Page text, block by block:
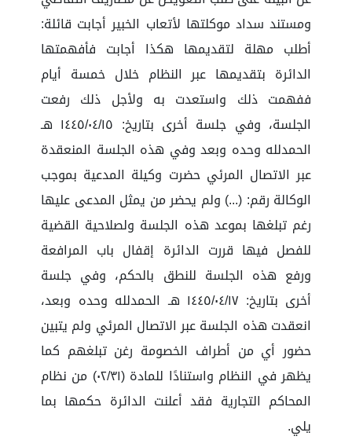
ومستند سداد موكلتها لأتعاب الخبير أجابت قائلة:
أطلب مهلة لتقديمها هكذا أجابت فأفهمتها
الدائرة بتقديمها عبر النظام خلال خمسة أيام
ففهمت ذلك واستعدت به ولأجل ذلك رفعت
الجلسة، وفي جلسة أخرى بتاريخ: ١٤٤٥/٠٤/١٥ هـ
الحمدلله وحده وبعد وفي هذه الجلسة المنعقدة
عبر الاتصال المرئي حضرت وكيلة المدعية بموجب
الوكالة رقم: (...) ولم يحضر من يمثل المدعى عليها
رغم تبلغها بموعد هذه الجلسة ولصلاحية القضية
للفصل فيها قررت الدائرة إقفال باب المرافعة
ورفع هذه الجلسة للنطق بالحكم، وفي جلسة
أخرى بتاريخ: ١٤٤٥/٠٤/١٧ هـ الحمدلله وحده وبعد،
انعقدت هذه الجلسة عبر الاتصال المرئي ولم يتبين
حضور أي من أطراف الخصومة رغن تبلغهم كما
يظهر في النظام واستنادًا للمادة (٠٢/٣١) من نظام
المحاكم التجارية فقد أعلنت الدائرة حكمها بما
يلي.